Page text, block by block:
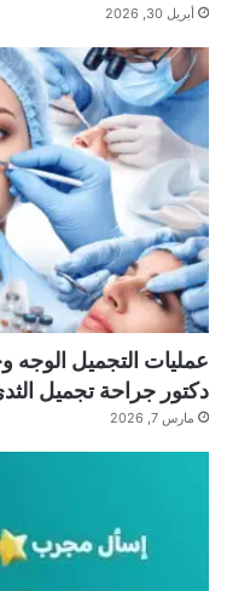
أبريل 30, 2026
عمليات التجميل
دكتور جراحة تجميل
مارس 7, 2026